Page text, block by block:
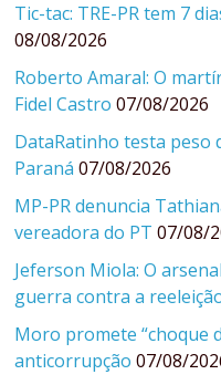
Tic-tac: TRE-PR tem 7
08/08/2026
Roberto Amaral: O
Fidel Castro 07/08/2026
DataRatinho testa peso
Paraná 07/08/2026
MP-PR denuncia
vereadora do PT 07/08/
Jeferson Miola: O
guerra contra a
Moro promete “choque
anticorrupção 07/08/